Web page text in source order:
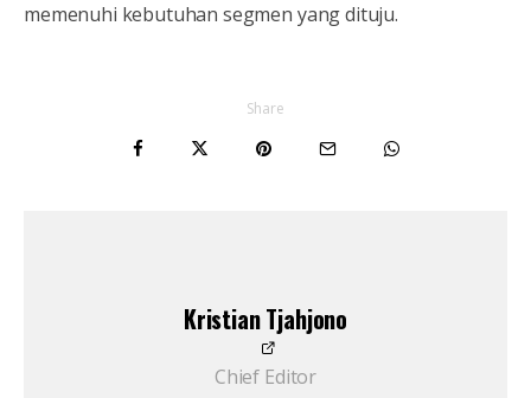
memenuhi kebutuhan segmen yang dituju.
Share
Kristian Tjahjono
Chief Editor